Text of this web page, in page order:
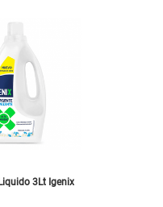
3Lt Igenix